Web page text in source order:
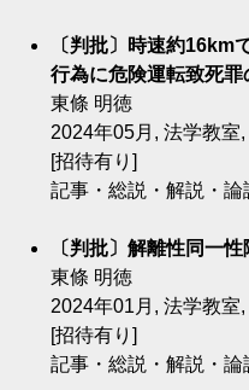
〔判批〕時速約16km
行為に危険運転致死罪
東條 明徳
2024年05月, 法学教室
[招待有り]
記事・総説・解説・論
〔判批〕解離性同一
東條 明徳
2024年01月, 法学教室
[招待有り]
記事・総説・解説・論